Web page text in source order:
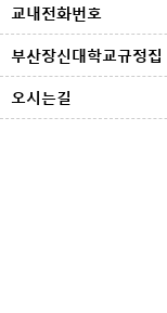
교내전화번호
부산장신대학교규정집
오시는길